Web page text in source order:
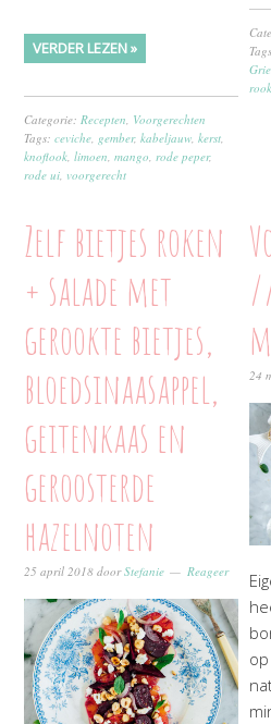
VERDER LEZEN »
Categorie: Recepten Voorgerechten
Tags:ceviche gember,kabeljauw ,kerst
knoflook ,limoen ,mango rode peper,
rode ui voorgerecht
Zelf bietjes roken
+ salade met
gerookte bietjes,
bloedsinaasappel,
geitenkaas en
geroosterde
hazelnoten
25 april 2018 doorStefanie Reageer
24